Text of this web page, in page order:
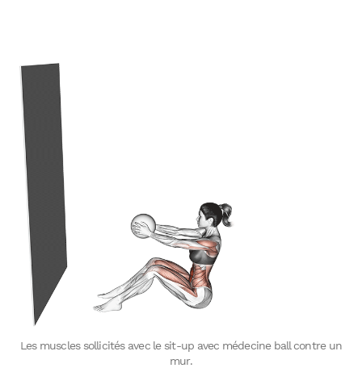
Les muscles sollicités avec le sit-up avec médecine ball contre un
mur.